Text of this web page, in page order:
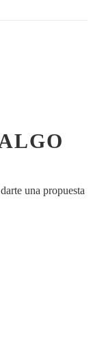
una propuesta